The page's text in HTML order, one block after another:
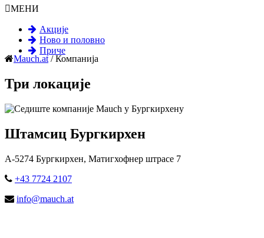
МЕНИ
Акције
Ново и половно
Приче
Mauch.at/Компанија
Три локације
Штамсиц Бургкирхен
А-5274 Бургкирхен, Матигхофнер штрасе 7
+43 7724 2107
info@mauch.at